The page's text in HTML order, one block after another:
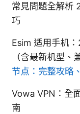
常見問題全解析
巧
Esim 适用手机
（含最新机型、
节点：完整攻略
Vowa VPN：全
南